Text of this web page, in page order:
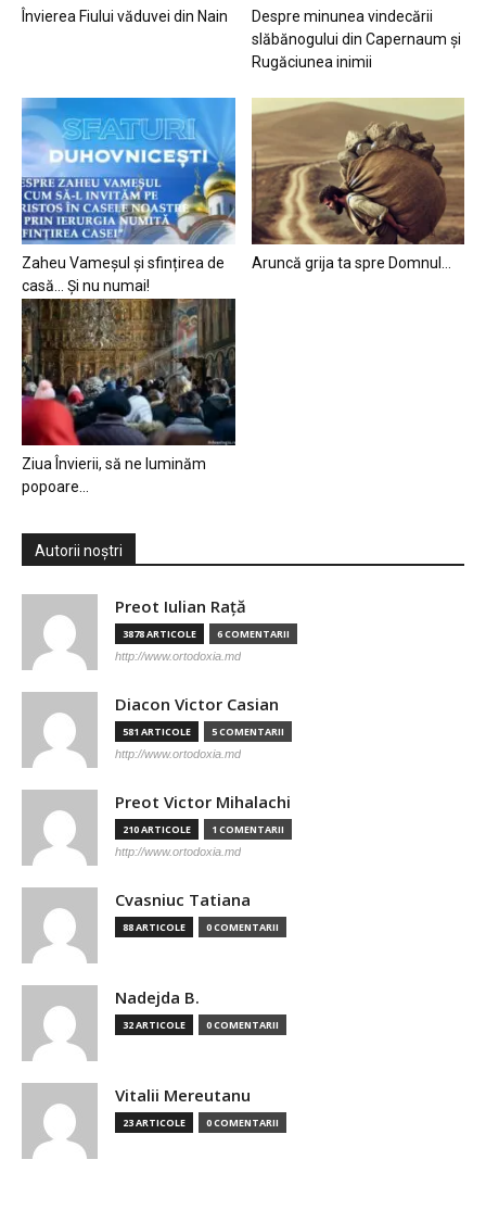
Învierea Fiului văduvei din Nain
Despre minunea vindecării
slăbănogului din Capernaum și
Rugăciunea inimii
Zaheu Vameșul și sfințirea de
casă… Și nu numai!
Aruncă grija ta spre Domnul…
Ziua Învierii, să ne luminăm
popoare…
Autorii noștri
Preot Iulian Raţă
3878 ARTICOLE 6 COMENTARII
http://www.ortodoxia.md
Diacon Victor Casian
581 ARTICOLE 5 COMENTARII
http://www.ortodoxia.md
Preot Victor Mihalachi
210 ARTICOLE 1 COMENTARII
http://www.ortodoxia.md
Cvasniuc Tatiana
88 ARTICOLE 0 COMENTARII
Nadejda B.
32 ARTICOLE 0 COMENTARII
Vitalii Mereutanu
23 ARTICOLE 0 COMENTARII